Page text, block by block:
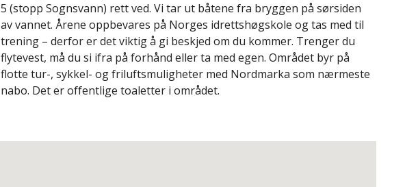
5 (stopp Sognsvann) rett ved. Vi tar ut båtene fra bryggen på sørsiden
av vannet. Årene oppbevares på Norges idrettshøgskole og tas med til
trening – derfor er det viktig å gi beskjed om du kommer. Trenger du
flytevest, må du si ifra på forhånd eller ta med egen. Området byr på
flotte tur-, sykkel- og friluftsmuligheter med Nordmarka som nærmeste
nabo. Det er offentlige toaletter i området.